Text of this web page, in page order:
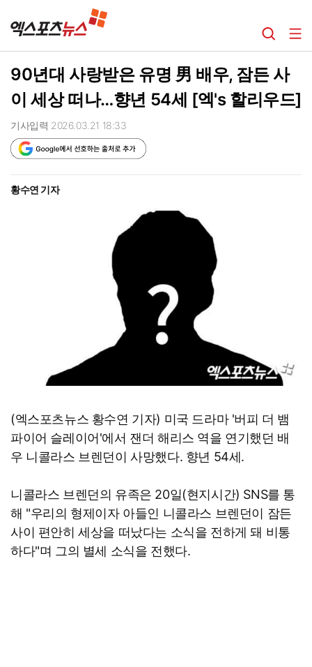
90년대 사랑받은 유명 男 배우, 잠든 사
이 세상 떠나…향년 54세 [엑's 할리우드]
기사입력 2026.03.21 18:33
황수연 기자
(엑스포츠뉴스 황수연 기자) 미국 드라마 '버피 더 뱀
파이어 슬레이어'에서 잰더 해리스 역을 연기했던 배
우 니콜라스 브렌던이 사망했다. 향년 54세.
니콜라스 브렌던의 유족은 20일(현지시간) SNS를 통
해 "우리의 형제이자 아들인 니콜라스 브렌던이 잠든
사이 편안히 세상을 떠났다는 소식을 전하게 돼 비통
하다"며 그의 별세 소식을 전했다.